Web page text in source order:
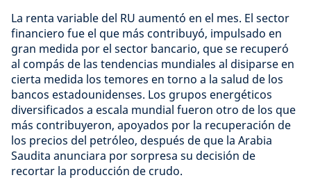
La renta variable del RU aumentó en el mes. El sector
financiero fue el que más contribuyó, impulsado en
gran medida por el sector bancario, que se recuperó
al compás de las tendencias mundiales al disiparse en
cierta medida los temores en torno a la salud de los
bancos estadounidenses. Los grupos energéticos
diversificados a escala mundial fueron otro de los que
más contribuyeron, apoyados por la recuperación de
los precios del petróleo, después de que la Arabia
Saudita anunciara por sorpresa su decisión de
recortar la producción de crudo.